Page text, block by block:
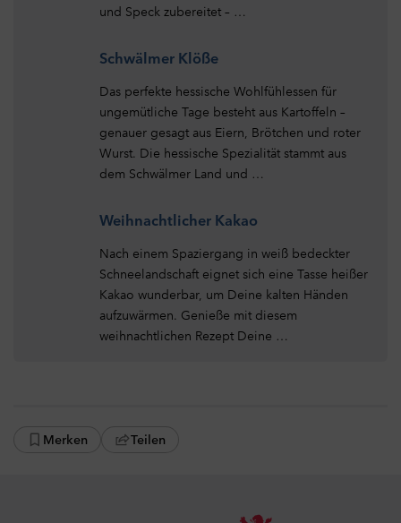
und Speck zubereitet – …
Schwälmer Klöße
Das perfekte hessische Wohlfühlessen für
ungemütliche Tage besteht aus Kartoffeln –
genauer gesagt aus Eiern, Brötchen und roter
Wurst. Die hessische Spezialität stammt aus
dem Schwälmer Land und …
Weihnachtlicher Kakao
Nach einem Spaziergang in weiß bedeckter
Schneelandschaft eignet sich eine Tasse heißer
Kakao wunderbar, um Deine kalten Händen
aufzuwärmen. Genieße mit diesem
weihnachtlichen Rezept Deine …
Merken Teilen